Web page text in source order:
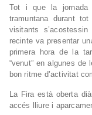
Tot i que la jornada
tramuntana durant
visitants
recinte va presentar
primera hora de la
“venut” en algunes de
bon ritme d’activitat
La Fira està oberta
accés lliure i